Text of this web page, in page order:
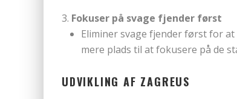
Fokuser på svage fjender først
Eliminer svage fjender først for
mere plads til at fokusere på de
UDVIKLING AF ZAGREUS